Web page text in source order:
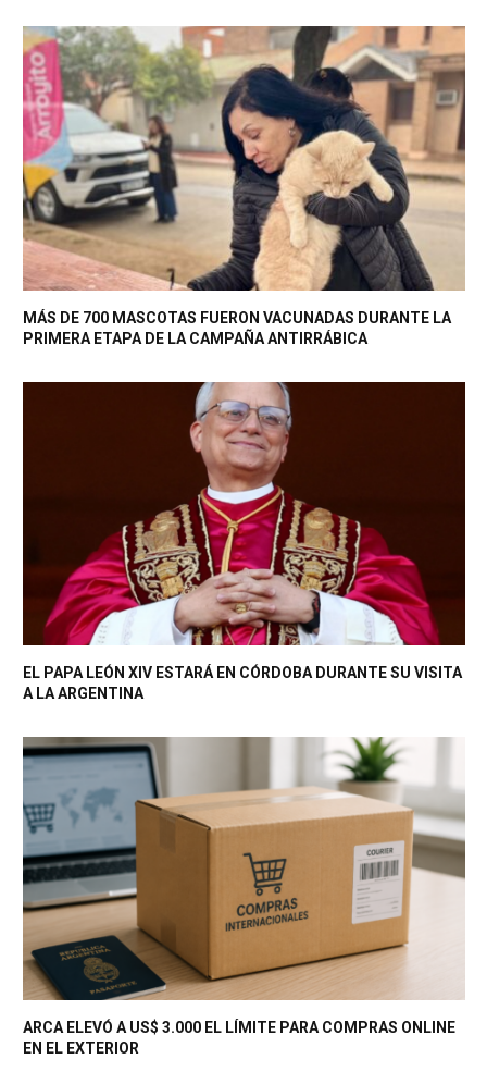
MÁS DE 700 MASCOTAS FUERON VACUNADAS DURANTE LA
PRIMERA ETAPA DE LA CAMPAÑA ANTIRRÁBICA
EL PAPA LEÓN XIV ESTARÁ EN CÓRDOBA DURANTE SU VISITA
A LA ARGENTINA
ARCA ELEVÓ A US$ 3.000 EL LÍMITE PARA COMPRAS ONLINE
EN EL EXTERIOR